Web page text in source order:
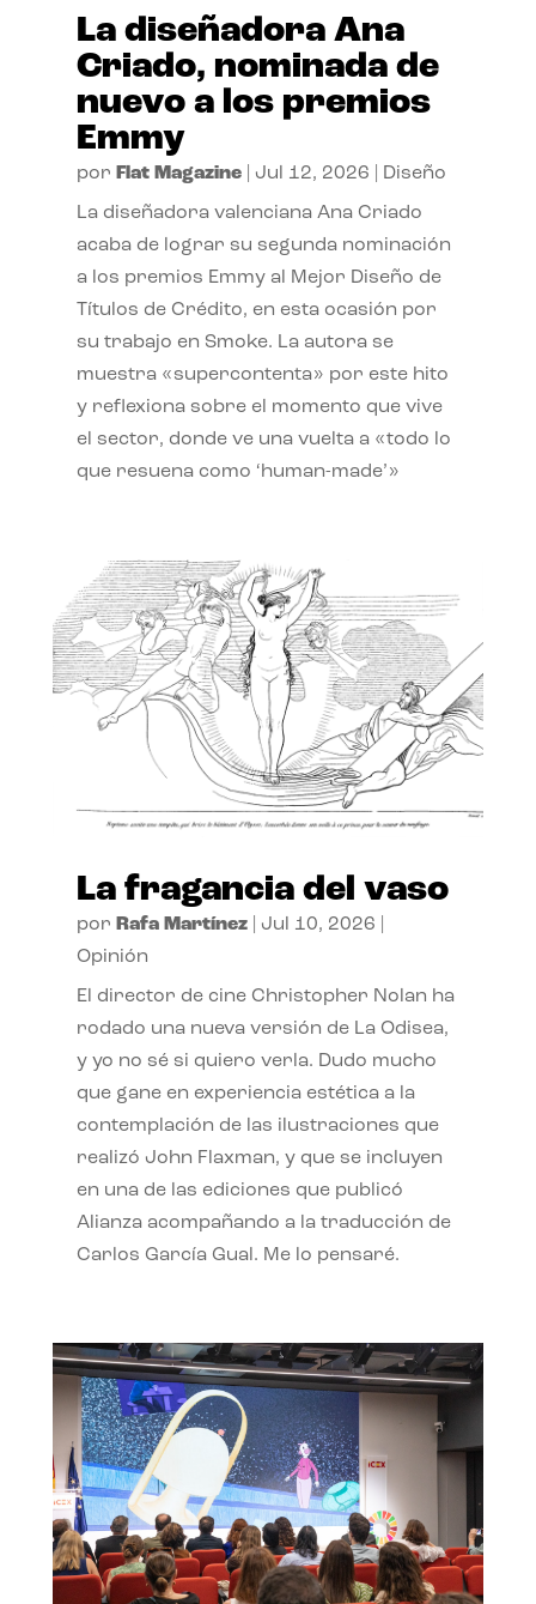
La diseñadora Ana
Criado, nominada de
nuevo a los premios
Emmy
por Flat Magazine| Jul 12, 2026 Diseño
La diseñadora valenciana Ana Criado
acaba de lograr su segunda nominación
a los premios Emmy al Mejor Diseño de
Títulos de Crédito, en esta ocasión por
su trabajo en Smoke. La autora se
muestra «supercontenta» por este hito
y reflexiona sobre el momento que vive
el sector, donde ve una vuelta a «todo lo
que resuena como ‘human-made’»
La fragancia del vaso
por Rafa Martínez| Jul 10, 2026
Opinión
El director de cine Christopher Nolan ha
rodado una nueva versión de La Odisea,
y yo no sé si quiero verla. Dudo mucho
que gane en experiencia estética a la
contemplación de las ilustraciones que
realizó John Flaxman, y que se incluyen
en una de las ediciones que publicó
Alianza acompañando a la traducción de
Carlos García Gual. Me lo pensaré.